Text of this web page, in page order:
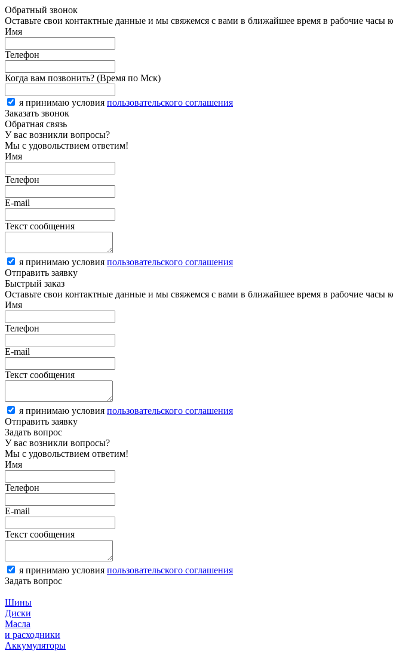
Обратный звонок
Оставьте свои контактные данные и мы свяжемся с вами в ближайшее время в рабочие часы
Имя
Телефон
Когда вам позвонить? (Время по Мск)
я принимаю условия пользовательского соглашения
Заказать звонок
Обратная связь
У вас возникли вопросы?
Мы с удовольствием ответим!
Имя
Телефон
E-mail
Текст сообщения
я принимаю условия пользовательского соглашения
Отправить заявку
Быстрый заказ
Оставьте свои контактные данные и мы свяжемся с вами в ближайшее время в рабочие часы
Имя
Телефон
E-mail
Текст сообщения
я принимаю условия пользовательского соглашения
Отправить заявку
Задать вопрос
У вас возникли вопросы?
Мы с удовольствием ответим!
Имя
Телефон
E-mail
Текст сообщения
я принимаю условия пользовательского соглашения
Задать вопрос
Шины
Диски
Масла
и расходники
Аккумуляторы